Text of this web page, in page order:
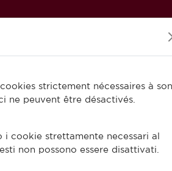
strictement nécessaires à son
ne peuvent être désactivés.
i cookie strettamente necessari al
non possono essere disattivati.